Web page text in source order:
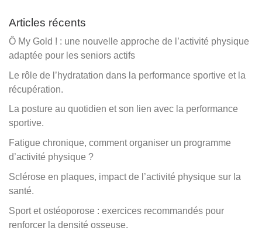
Articles récents
Ô My Gold ! : une nouvelle approche de l’activité physique
adaptée pour les seniors actifs
Le rôle de l’hydratation dans la performance sportive et la
récupération.
La posture au quotidien et son lien avec la performance
sportive.
Fatigue chronique, comment organiser un programme
d’activité physique ?
Sclérose en plaques, impact de l’activité physique sur la
santé.
Sport et ostéoporose : exercices recommandés pour
renforcer la densité osseuse.